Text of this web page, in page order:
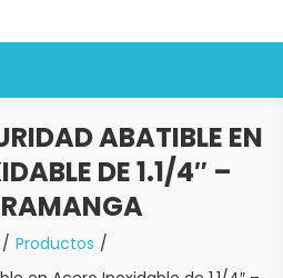
ABATIBLE EN
DE 1.1/4″ –
Productos